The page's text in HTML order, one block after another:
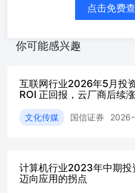
逐渐成为AI时代的核心
段1.3“五层蛋糕”：
为AI和能源IT注入攻守
新供给2.5量子科技：颠
遇 5.消费Token：Agent
重塑格局，专业数据和
费模式向Token计费转
需求高增3.2卫星互联：
东风3.3液冷&电源：算
点击免费
你可能感兴趣
互联网行业2026年5月投
ROI 正回报，云厂商后续
文化传媒 国信证券
计算机行业2023年中期投
迈向应用的拐点